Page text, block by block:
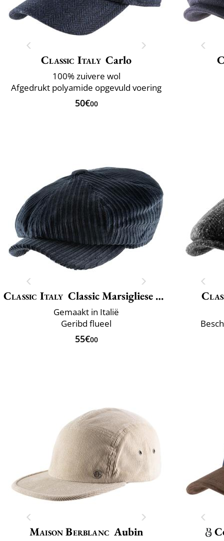
Classic Italy Carlo
100% zuivere wol
Afgedrukt polyamide opgevuld voering
50€00
Classic Italy Classic Marsigliese Velvet
Gemaakt in Italië
Geribd flueel
55€00
Maison Berblanc Aubin